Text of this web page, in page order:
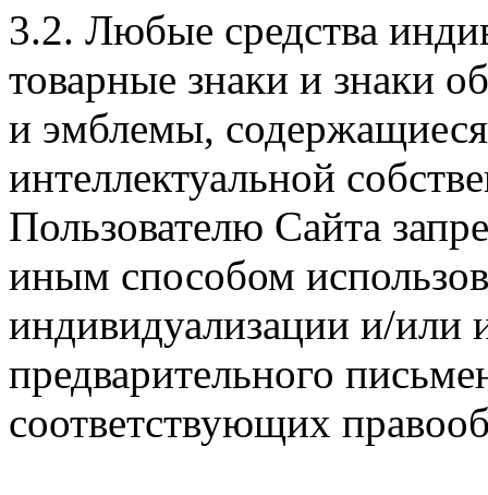
3.2. Любые средства
товарные знаки и знаки
и эмблемы,
интеллектуальной
Пользователю Сайта
иным способом
индивидуализации и/или
предварительного
соответствующих